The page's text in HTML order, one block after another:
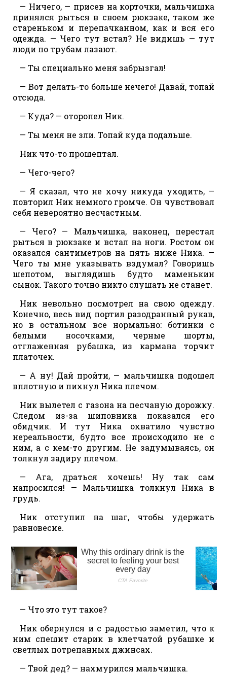
— Ничего, — присев на корточки, мальчишка
принялся рыться в своем рюкзаке, таком же
стареньком и перепачканном, как и вся его
одежда. — Чего тут встал? Не видишь — тут
люди по трубам лазают.
— Ты специально меня забрызгал!
— Вот делать-то больше нечего! Давай, топай
отсюда.
— Куда? — оторопел Ник.
— Ты меня не зли. Топай куда подальше.
Ник что-то прошептал.
— Чего-чего?
— Я сказал, что не хочу никуда уходить, —
повторил Ник немного громче. Он чувствовал
себя невероятно несчастным.
— Чего? — Мальчишка, наконец, перестал
рыться в рюкзаке и встал на ноги. Ростом он
оказался сантиметров на пять ниже Ника. —
Чего ты мне указывать вздумал? Говоришь
шепотом, выглядишь будто маменькин
сынок. Такого точно никто слушать не станет.
Ник невольно посмотрел на свою одежду.
Конечно, весь вид портил разодранный рукав,
но в остальном все нормально: ботинки с
белыми носочками, черные шорты,
отглаженная рубашка, из кармана торчит
платочек.
— А ну! Дай пройти, — мальчишка подошел
вплотную и пихнул Ника плечом.
Ник вылетел с газона на песчаную дорожку.
Следом из-за шиповника показался его
обидчик. И тут Ника охватило чувство
нереальности, будто все происходило не с
ним, а с кем-то другим. Не задумываясь, он
толкнул задиру плечом.
— Ага, драться хочешь! Ну так сам
напросился! — Мальчишка толкнул Ника в
грудь.
Ник отступил на шаг, чтобы удержать
равновесие.
— Что это тут такое?
Ник обернулся и с радостью заметил, что к
ним спешит старик в клетчатой рубашке и
светлых потрепанных джинсах.
— Твой дед? — нахмурился мальчишка.